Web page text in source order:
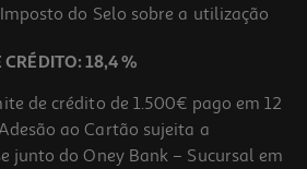
do Selo sobre a utilização
CRÉDITO: 18,4 %
de crédito de 1.500€ pago em 12
ao Cartão sujeita a
junto do Oney Bank – Sucursal em